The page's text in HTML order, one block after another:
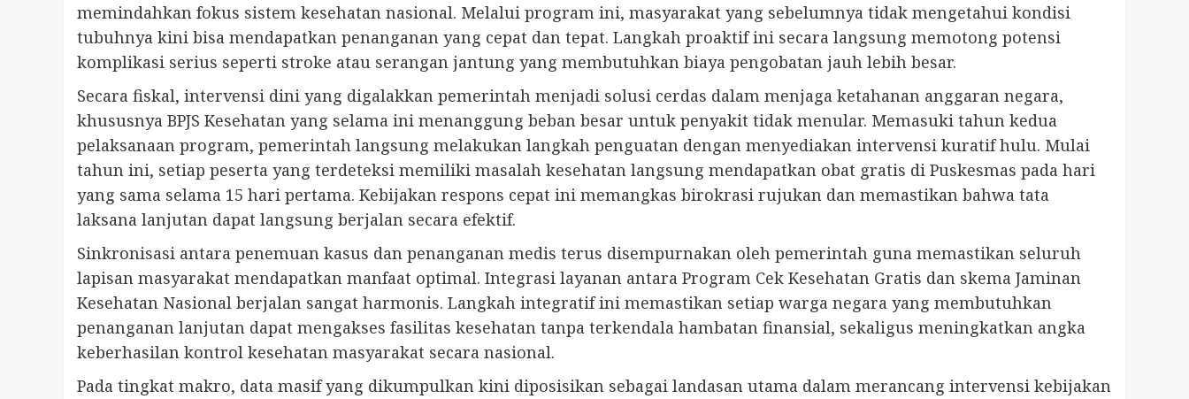
memindahkan fokus sistem kesehatan nasional. Melalui program ini, masyarakat yang sebelumnya tidak mengetahui kondisi
tubuhnya kini bisa mendapatkan penanganan yang cepat dan tepat. Langkah proaktif ini secara langsung memotong potensi
komplikasi serius seperti stroke atau serangan jantung yang membutuhkan biaya pengobatan jauh lebih besar.
Secara fiskal, intervensi dini yang digalakkan pemerintah menjadi solusi cerdas dalam menjaga ketahanan anggaran negara,
khususnya BPJS Kesehatan yang selama ini menanggung beban besar untuk penyakit tidak menular. Memasuki tahun kedua
pelaksanaan program, pemerintah langsung melakukan langkah penguatan dengan menyediakan intervensi kuratif hulu. Mulai
tahun ini, setiap peserta yang terdeteksi memiliki masalah kesehatan langsung mendapatkan obat gratis di Puskesmas pada hari
yang sama selama 15 hari pertama. Kebijakan respons cepat ini memangkas birokrasi rujukan dan memastikan bahwa tata
laksana lanjutan dapat langsung berjalan secara efektif.
Sinkronisasi antara penemuan kasus dan penanganan medis terus disempurnakan oleh pemerintah guna memastikan seluruh
lapisan masyarakat mendapatkan manfaat optimal. Integrasi layanan antara Program Cek Kesehatan Gratis dan skema Jaminan
Kesehatan Nasional berjalan sangat harmonis. Langkah integratif ini memastikan setiap warga negara yang membutuhkan
penanganan lanjutan dapat mengakses fasilitas kesehatan tanpa terkendala hambatan finansial, sekaligus meningkatkan angka
keberhasilan kontrol kesehatan masyarakat secara nasional.
Pada tingkat makro, data masif yang dikumpulkan kini diposisikan sebagai landasan utama dalam merancang intervensi kebijakan